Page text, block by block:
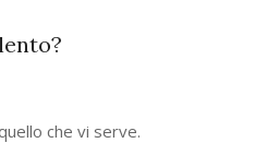
che vi serve.